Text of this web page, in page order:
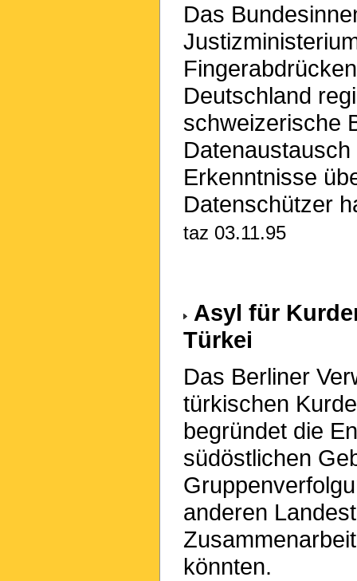
Das
Deutschland
schweizerische
Erkenntnisse
Datenschützer
taz 03.11.95
Asyl für
Türkei
Das Berliner
türkischen
begründet die
südöstlichen
anderen
könnten.